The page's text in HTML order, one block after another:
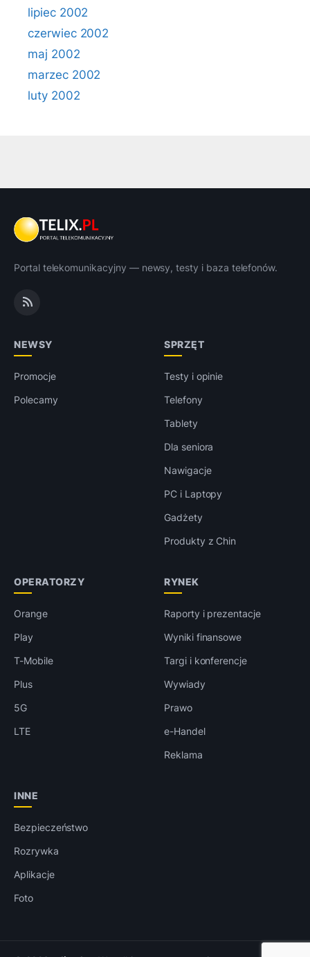
lipiec 2002
czerwiec 2002
maj 2002
marzec 2002
luty 2002
Portal telekomunikacyjny — newsy, testy i baza telefonów.
NEWSY
Promocje
Polecamy
SPRZĘT
Testy i opinie
Telefony
Tablety
Dla seniora
Nawigacje
PC i Laptopy
Gadżety
Produkty z Chin
OPERATORZY
Orange
Play
T-Mobile
Plus
5G
LTE
RYNEK
Raporty i prezentacje
Wyniki finansowe
Targi i konferencje
Wywiady
Prawo
e-Handel
Reklama
INNE
Bezpieczeństwo
Rozrywka
Aplikacje
Foto